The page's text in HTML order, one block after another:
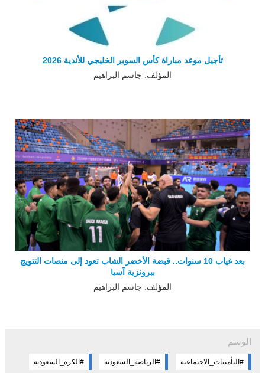
تأجيل موعد مباراة كأس السوبر الخليجي للأندية 2026
المؤلف: جاسم البراهيم
بعد غياب 10 سنوات.. قبضة الأخضر الشاب تعود إلى منصات التتويج
ببرونزية آسيا
المؤلف: جاسم البراهيم
الوسم
#التأمينات_الاجتماعية #الرياضة_السعودية #الكرة_السعودية